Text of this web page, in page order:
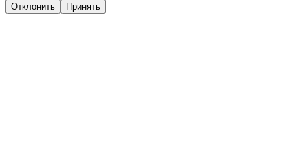
Отклонить Принять